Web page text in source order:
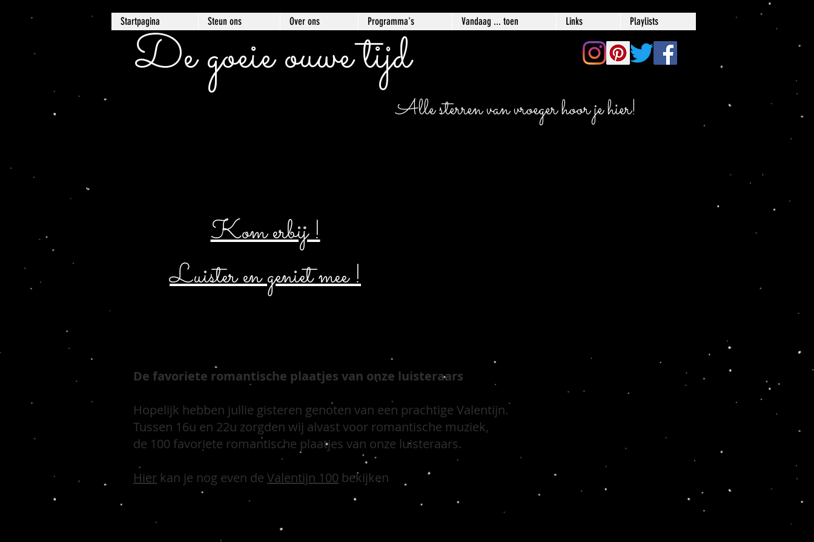
Startpagina Steun ons Over ons Programma's Vandaag ... toen Links Playlists
De goeie ouwe tijd
Kom erbij !
Luister en geniet mee !
Alle sterren van vroeger hoor je hier!
De favoriete romantische plaatjes van onze luisteraars
Hopelijk hebben jullie gisteren genoten van een prachtige Valentijn.
Tussen 16u en 22u zorgden wij alvast voor romantische muziek,
de 100 favoriete romantische plaatjes van onze luisteraars.
Hier kan je nog even de Valentijn 100 bekijken